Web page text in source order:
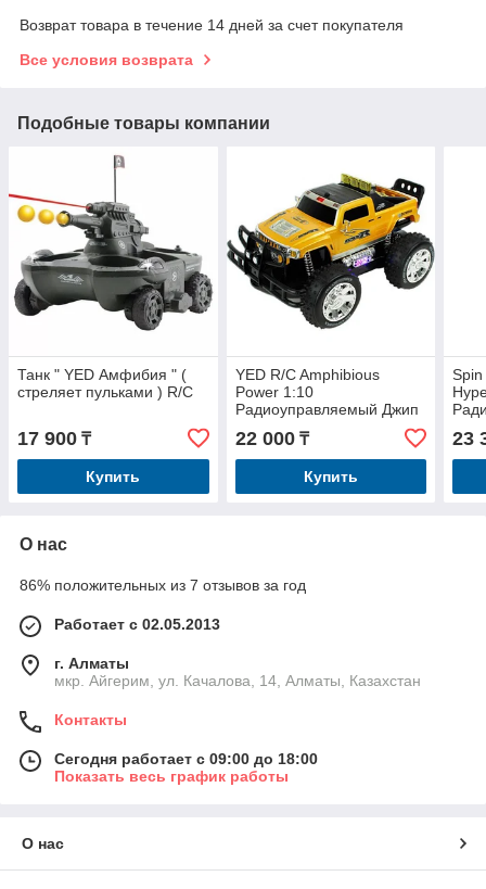
Возврат товара в течение 14 дней за счет покупателя
Все условия возврата
Подобные товары компании
Танк " YED Амфибия " (
стреляет пульками ) R/C
17 900 ₸
Купить
YED R/C Amphibious
Power 1:10
Радиоуправляемый Джип
22 000₸
Купить
23
О нас
86% положительных из 7 отзывов за год
Работает с 02.05.2013
г. Алматы
мкр. Айгерим, ул. Качалова, 14, Алматы, Казахстан
Контакты
Сегодня работает с 09:00 до 18:00
Показать весь график работы
О нас